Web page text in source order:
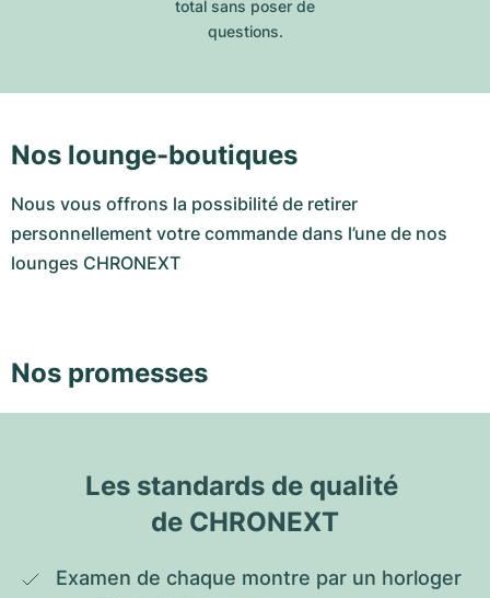
total sans poser de
questions.
Nos lounge-boutiques
Nous vous offrons la possibilité de retirer
personnellement votre commande dans l’une de nos
lounges CHRONEXT
Nos promesses
Les standards de qualité
de CHRONEXT
Examen de chaque montre par un horloger